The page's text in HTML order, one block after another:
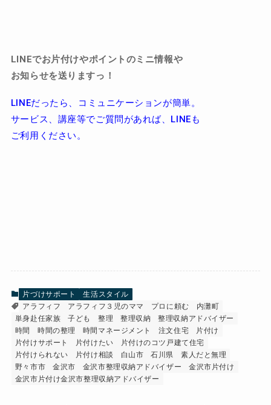
LINEでお片付けやポイントのミニ情報や
お知らせを送りますっ！
LINEだったら、コミュニケーションが簡単。
サービス、講座等でご質問があれば、LINEも
ご利用ください。
片づけサポート
生活スタイル
アラフィフ
アラフィフ３児のママ プロに頼む
内灘町
単身赴任家族
子ども 整理 整理収納
整理収納アドバイザー
時間
時間の整理 時間マネージメント 注文住宅
片付け
片付けサポート
片付けたい
片付けのコツ戸建て住宅
片付けられない
片付け相談 白山市 石川県
素人だと無理
野々市市
金沢市 金沢市整理収納アドバイザー
金沢市片付け
金沢市片付け金沢市整理収納アドバイザー